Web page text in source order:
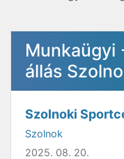
Munkaügyi
állás
Szolnoki
Szolnok
2025. 08. 20.